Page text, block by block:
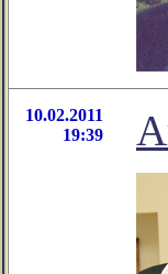
10.02.2011
19:39